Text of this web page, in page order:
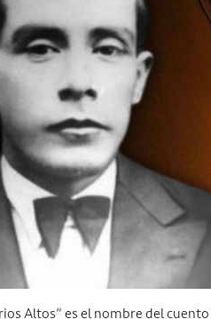
Altos” es el nombre del